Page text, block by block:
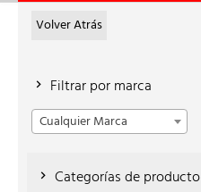
Volver Atrás
Filtrar por marca
Cualquier Marca
Categorías de producto